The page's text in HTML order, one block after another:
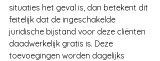
situaties het geval is, dan betekent dit
feitelijk dat de ingeschakelde
juridische bijstand voor deze cliënten
daadwerkelijk gratis is. Deze
toevoegingen worden dagelijks